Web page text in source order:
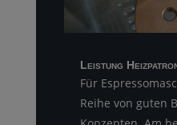
Leistung
Für
Reihe von guten